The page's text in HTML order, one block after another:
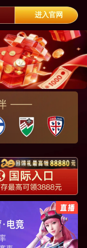
进入官网